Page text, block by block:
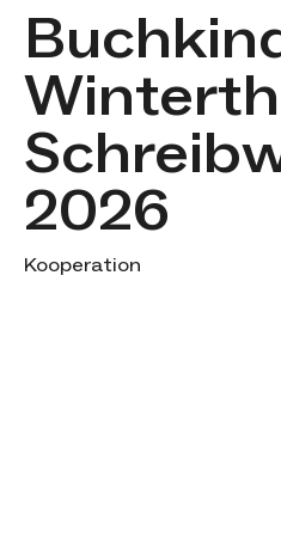
2026
Kategorien
Kooperation